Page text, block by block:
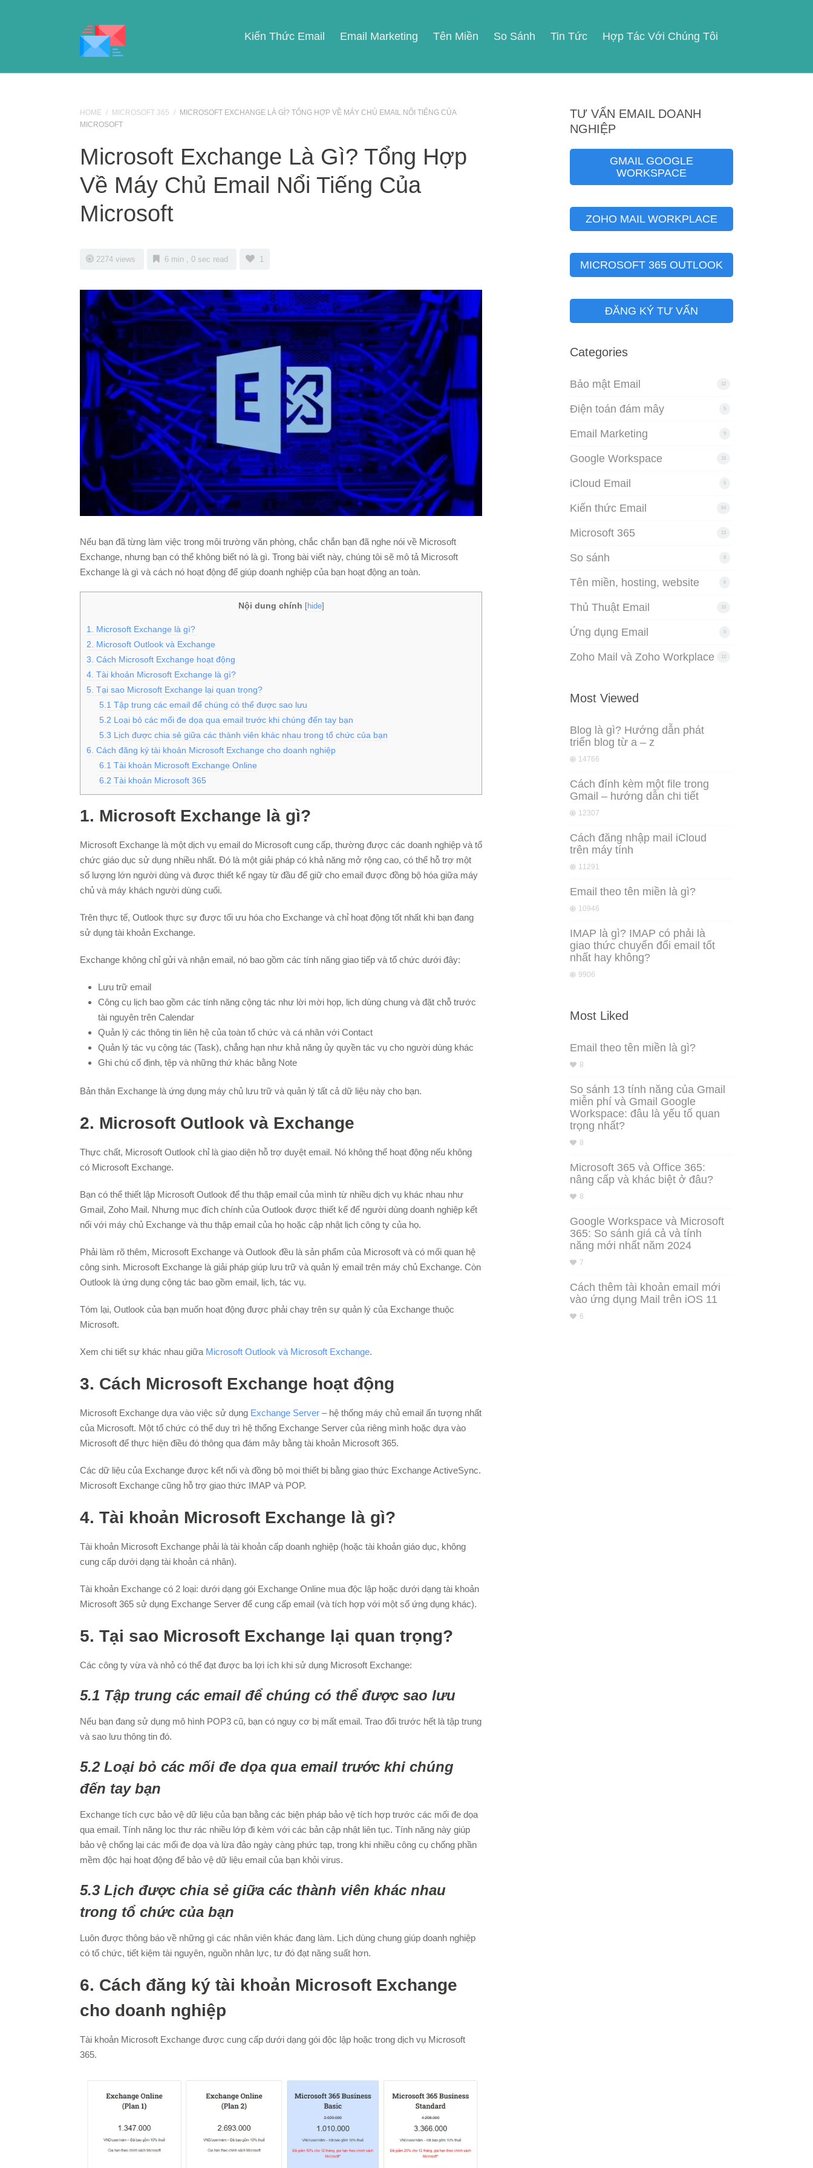
Kiến Thức Email Email Marketing Tên Miền So Sánh Tin Tức Hợp Tác Với Chúng Tôi
HOME / MICROSOFT 365 /
MICROSOFT EXCHANGE LÀ GÌ? TỔNG HỢP VỀ MÁY CHỦ EMAIL NỔI TIẾNG CỦA
MICROSOFT
Microsoft Exchange Là Gì? Tổng Hợp
Về Máy Chủ Email Nổi Tiếng Của
Microsoft
2274 views 6 min , 0 sec read 1
Nếu bạn đã từng làm việc trong môi trường văn phòng, chắc chắn bạn đã nghe nói về Microsoft
Exchange, nhưng bạn có thể không biết nó là gì. Trong bài viết này, chúng tôi sẽ mô tả Microsoft
Exchange là gì và cách nó hoạt động để giúp doanh nghiệp của bạn hoạt động an toàn.
Nội dung chính [hide]
1. Microsoft Exchange là gì?
2. Microsoft Outlook và Exchange
3. Cách Microsoft Exchange hoạt động
4. Tài khoản Microsoft Exchange là gì?
5. Tại sao Microsoft Exchange lại quan trọng?
5.1 Tập trung các email để chúng có thể được sao lưu
5.2 Loại bỏ các mối đe dọa qua email trước khi chúng đến tay bạn
5.3 Lịch được chia sẻ giữa các thành viên khác nhau trong tổ chức của bạn
6. Cách đăng ký tài khoản Microsoft Exchange cho doanh nghiệp
6.1 Tài khoản Microsoft Exchange Online
6.2 Tài khoản Microsoft 365
1. Microsoft Exchange là gì?
Microsoft Exchange là một dịch vụ email do Microsoft cung cấp, thường được các doanh nghiệp và tổ
chức giáo dục sử dụng nhiều nhất. Đó là một giải pháp có khả năng mở rộng cao, có thể hỗ trợ một
số lượng lớn người dùng và được thiết kế ngay từ đầu để giữ cho email được đồng bộ hóa giữa máy
chủ và máy khách người dùng cuối.
Trên thực tế, Outlook thực sự được tối ưu hóa cho Exchange và chỉ hoạt động tốt nhất khi bạn đang
sử dụng tài khoản Exchange.
Exchange không chỉ gửi và nhận email, nó bao gồm các tính năng giao tiếp và tổ chức dưới đây:
Lưu trữ email
Công cụ lịch bao gồm các tính năng cộng tác như lời mời họp, lịch dùng chung và đặt chỗ trước
tài nguyên trên Calendar
Quản lý các thông tin liên hệ của toàn tổ chức và cá nhân với Contact
Quản lý tác vụ cộng tác (Task), chẳng hạn như khả năng ủy quyền tác vụ cho người dùng khác
Ghi chú cố định, tệp và những thứ khác bằng Note
Bản thân Exchange là ứng dụng máy chủ lưu trữ và quản lý tất cả dữ liệu này cho bạn.
2. Microsoft Outlook và Exchange
Thực chất, Microsoft Outlook chỉ là giao diện hỗ trợ duyệt email. Nó không thể hoạt động nếu không
có Microsoft Exchange.
Bạn có thể thiết lập Microsoft Outlook để thu thập email của mình từ nhiều dịch vụ khác nhau như
Gmail, Zoho Mail. Nhưng mục đích chính của Outlook được thiết kế để người dùng doanh nghiệp kết
nối với máy chủ Exchange và thu thập email của họ hoặc cập nhật lịch công ty của họ.
Phải làm rõ thêm, Microsoft Exchange và Outlook đều là sản phẩm của Microsoft và có mối quan hệ
công sinh. Microsoft Exchange là giải pháp giúp lưu trữ và quản lý email trên máy chủ Exchange. Còn
Outlook là ứng dụng cộng tác bao gồm email, lịch, tác vụ.
Tóm lại, Outlook của bạn muốn hoạt động được phải chạy trên sự quản lý của Exchange thuộc
Microsoft.
Xem chi tiết sự khác nhau giữa Microsoft Outlook và Microsoft Exchange.
3. Cách Microsoft Exchange hoạt động
Microsoft Exchange dựa vào việc sử dụng Exchange Server – hệ thống máy chủ email ấn tượng nhất
của Microsoft. Một tổ chức có thể duy trì hệ thống Exchange Server của riêng mình hoặc dựa vào
Microsoft để thực hiện điều đó thông qua đám mây bằng tài khoản Microsoft 365.
Các dữ liệu của Exchange được kết nối và đồng bộ mọi thiết bị bằng giao thức Exchange ActiveSync.
Microsoft Exchange cũng hỗ trợ giao thức IMAP và POP.
4. Tài khoản Microsoft Exchange là gì?
Tài khoản Microsoft Exchange phải là tài khoản cấp doanh nghiệp (hoặc tài khoản giáo dục, không
cung cấp dưới dạng tài khoản cá nhân).
Tài khoản Exchange có 2 loại: dưới dạng gói Exchange Online mua độc lập hoặc dưới dạng tài khoản
Microsoft 365 sử dụng Exchange Server để cung cấp email (và tích hợp với một số ứng dụng khác).
5. Tại sao Microsoft Exchange lại quan trọng?
Các công ty vừa và nhỏ có thể đạt được ba lợi ích khi sử dụng Microsoft Exchange:
5.1 Tập trung các email để chúng có thể được sao lưu
Nếu bạn đang sử dụng mô hình POP3 cũ, bạn có nguy cơ bị mất email. Trao đổi trước hết là tập trung
và sao lưu thông tin đó.
5.2 Loại bỏ các mối đe dọa qua email trước khi chúng
đến tay bạn
Exchange tích cực bảo vệ dữ liệu của bạn bằng các biện pháp bảo vệ tích hợp trước các mối đe dọa
qua email. Tính năng lọc thư rác nhiều lớp đi kèm với các bản cập nhật liên tục. Tính năng này giúp
bảo vệ chống lại các mối đe dọa và lừa đảo ngày càng phức tạp, trong khi nhiều công cụ chống phần
mềm độc hại hoạt động để bảo vệ dữ liệu email của bạn khỏi virus.
5.3 Lịch được chia sẻ giữa các thành viên khác nhau
trong tổ chức của bạn
Luôn được thông báo về những gì các nhân viên khác đang làm. Lịch dùng chung giúp doanh nghiệp
có tổ chức, tiết kiệm tài nguyên, nguồn nhân lực, tư đó đạt năng suất hơn.
6. Cách đăng ký tài khoản Microsoft Exchange
cho doanh nghiệp
Tài khoản Microsoft Exchange được cung cấp dưới dạng gói độc lập hoặc trong dịch vụ Microsoft
365.
TƯ VẤN EMAIL DOANH
NGHIỆP
GMAIL GOOGLE
WORKSPACE
ZOHO MAIL WORKPLACE
MICROSOFT 365 OUTLOOK
ĐĂNG KÝ TƯ VẤN
Categories
12
Bảo mật Email
5
Điện toán đám mây
9
Email Marketing
15
Google Workspace
5
iCloud Email
54
Kiến thức Email
13
Microsoft 365
8
So sánh
6
Tên miền, hosting, website
15
Thủ Thuật Email
5
Ứng dụng Email
12
Zoho Mail và Zoho Workplace
Most Viewed
Blog là gì? Hướng dẫn phát
triển blog từ a – z
14766
Cách đính kèm một file trong
Gmail – hướng dẫn chi tiết
12307
Cách đăng nhập mail iCloud
trên máy tính
11291
Email theo tên miền là gì?
10946
IMAP là gì? IMAP có phải là
giao thức chuyển đổi email tốt
nhất hay không?
9906
Most Liked
Email theo tên miền là gì?
8
So sánh 13 tính năng của Gmail
miễn phí và Gmail Google
Workspace: đâu là yếu tố quan
trọng nhất?
8
Microsoft 365 và Office 365:
nâng cấp và khác biệt ở đâu?
8
Google Workspace và Microsoft
365: So sánh giá cả và tính
năng mới nhất năm 2024
7
Cách thêm tài khoản email mới
vào ứng dụng Mail trên iOS 11
6